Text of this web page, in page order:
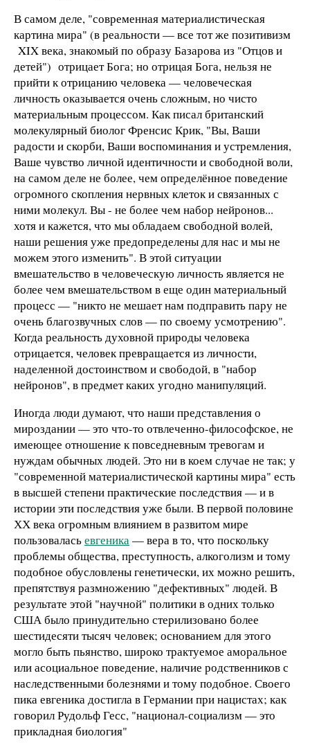
В самом деле, "современная материалистическая
картина мира" (в реальности — все тот же позитивизм
XIXвека, знакомый по образу Базарова из "Отцов и
детей") отрицает Бога; но отрицая Бога, нельзя не
прийти к отрицанию человека — человеческая
личность оказывается очень сложным, но чисто
материальным процессом. Как писал британский
молекулярный биолог Френсис Крик, "Вы, Ваши
радости и скорби, Ваши воспоминания и устремления,
Ваше чувство личной идентичности и свободной воли,
на самом деле не более, чем определённое поведение
огромного скопления нервных клеток и связанных с
ними молекул. Вы - не более чем набор нейронов...
хотя и кажется, что мы обладаем свободной волей,
наши решения уже предопределены для нас и мы не
можем этого изменить". В этой ситуации
вмешательство в человеческую личность является не
более чем вмешательством в еще один материальный
процесс — "никто не мешает нам подправить пару не
очень благозвучных слов — по своему усмотрению".
Когда реальность духовной природы человека
отрицается, человек превращается из личности,
наделенной достоинством и свободой, в "набор
нейронов", в предмет каких угодно манипуляций.
Иногда люди думают, что наши представления о
мироздании — это что-то отвлеченно-философское, не
имеющее отношение к повседневным тревогам и
нуждам обычных людей. Это ни в коем случае не так; у
"современной материалистической картины мира" есть
в высшей степени практические последствия — и в
истории эти последствия уже были. В первой половине
ХХ века огромным влиянием в развитом мире
пользоваласьевгеника— вера в то, что поскольку
проблемы общества, преступность, алкоголизм и тому
подобное обусловлены генетически, их можно решить,
препятствуя размножению "дефективных" людей. В
результате этой "научной" политики в одних только
США было принудительно стерилизовано более
шестидесяти тысяч человек; основанием для этого
могло быть пьянство, широко трактуемое аморальное
или асоциальное поведение, наличие родственников с
наследственными болезнями и тому подобное. Своего
пика евгеника достигла в Германии при нацистах; как
говорил Рудольф Гесс, "национал-социализм — это
прикладная биология"